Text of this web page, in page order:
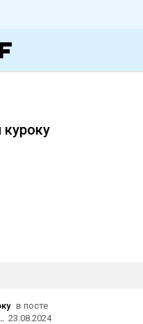
в посте
очень даже хорошо 23.08.2024